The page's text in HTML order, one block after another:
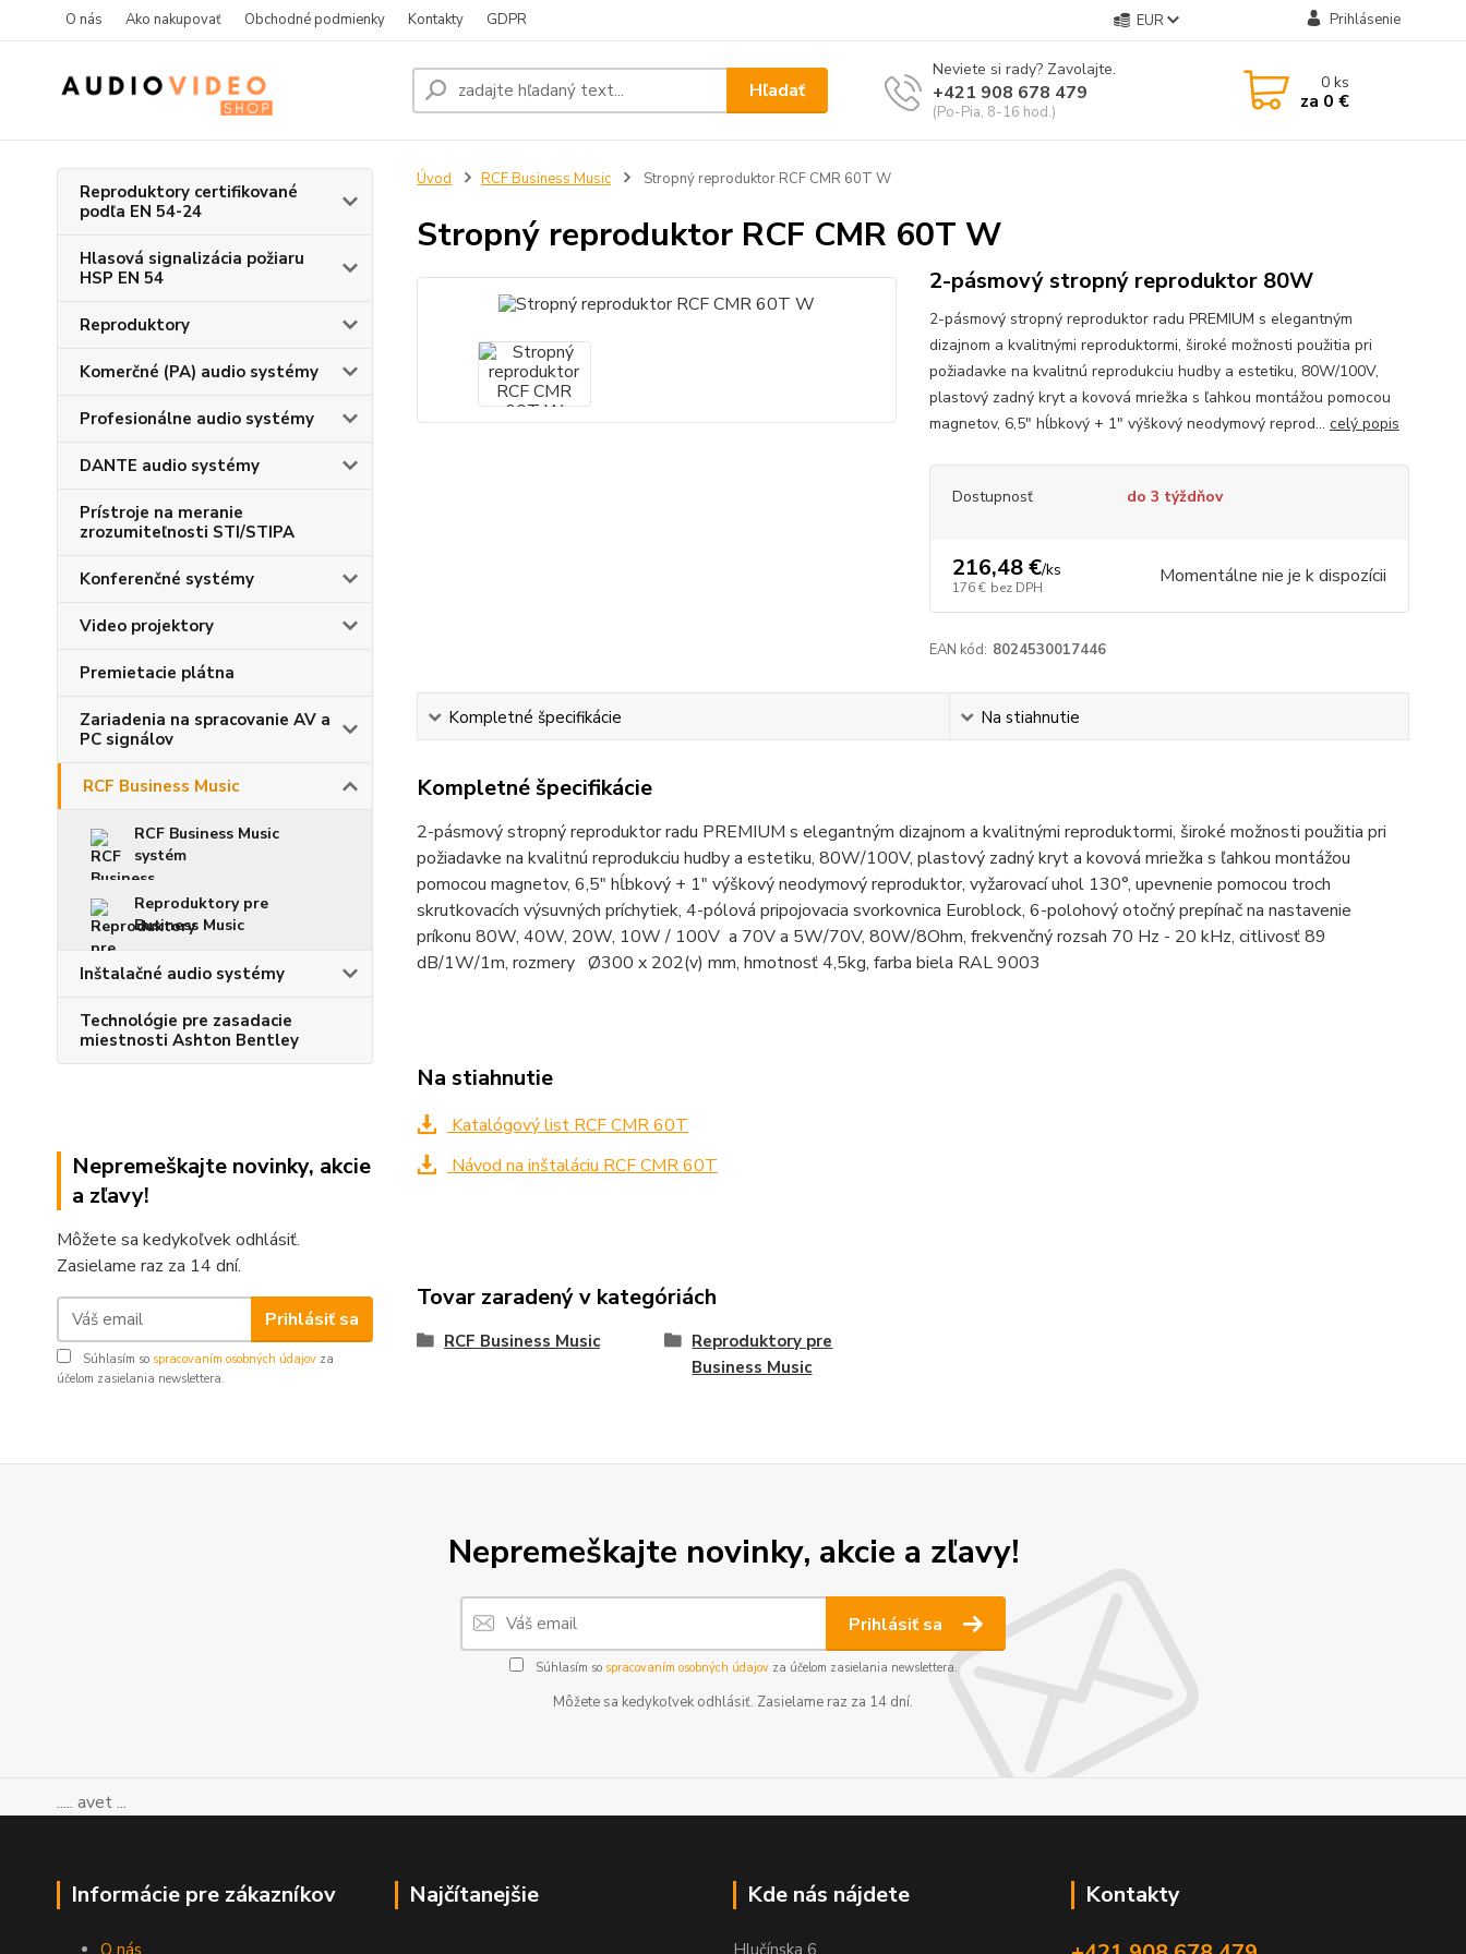
O nás Ako nakupovať Obchodné podmienky Kontakty GDPR EUR Prihlásenie
Hľadať
Neviete si rady? Zavolajte.
+421 908 678 479
(Po-Pia, 8-16 hod.)
0ks
za 0 €
Reproduktory certifikované
podľa EN 54-24
Hlasová signalizácia požiaru
HSP EN 54
Reproduktory
Komerčné (PA) audio systémy
Profesionálne audio systémy
DANTE audio systémy
Prístroje na meranie
zrozumiteľnosti STI/STIPA
Konferenčné systémy
Video projektory
Premietacie plátna
Zariadenia na spracovanie AV a
PC signálov
RCF Business Music
RCF Business Music
systém
Reproduktory pre
Business Music
Inštalačné audio systémy
Technológie pre zasadacie
miestnosti Ashton Bentley
Nepremeškajte novinky, akcie
a zľavy!
Môžete sa kedykoľvek odhlásiť.
Zasielame raz za 14 dní.
Prihlásiť sa
Súhlasím so spracovaním osobných údajov za
účelom zasielania newslettera.
Úvod RCF Business Music Stropný reproduktor RCF CMR 60T W
Stropný reproduktor RCF CMR 60T W
2-pásmový stropný reproduktor 80W
2-pásmový stropný reproduktor radu PREMIUM s elegantným
dizajnom a kvalitnými reproduktormi, široké možnosti použitia pri
požiadavke na kvalitnú reprodukciu hudby a estetiku, 80W/100V,
plastový zadný kryt a kovová mriežka s ľahkou montážou pomocou
magnetov, 6,5" hĺbkový + 1" výškový neodymový reprod... celý popis
Dostupnosť do 3 týždňov
216,48 €/ks
176 € bez DPH Momentálne nie je k dispozícii
EAN kód: 8024530017446
Kompletné špecifikácie Na stiahnutie
Kompletné špecifikácie
2-pásmový stropný reproduktor radu PREMIUM s elegantným dizajnom a kvalitnými reproduktormi, široké možnosti použitia pri
požiadavke na kvalitnú reprodukciu hudby a estetiku, 80W/100V, plastový zadný kryt a kovová mriežka s ľahkou montážou
pomocou magnetov, 6,5" hĺbkový + 1" výškový neodymový reproduktor, vyžarovací uhol 130°, upevnenie pomocou troch
skrutkovacích výsuvných príchytiek, 4-pólová pripojovacia svorkovnica Euroblock, 6-polohový otočný prepínač na nastavenie
príkonu 80W, 40W, 20W, 10W / 100V a 70V a 5W/70V, 80W/8Ohm, frekvenčný rozsah 70 Hz - 20 kHz, citlivosť 89
dB/1W/1m, rozmery Ø300 x 202(v) mm, hmotnosť 4,5kg, farba biela RAL 9003
Na stiahnutie
Katalógový list RCF CMR 60T
Návod na inštaláciu RCF CMR 60T
Tovar zaradený v kategóriách
RCF Business Music
Reproduktory pre
Business Music
Nepremeškajte novinky, akcie a zľavy!
Prihlásiť sa
Súhlasím so spracovaním osobných údajovza účelom zasielania newslettera.
Môžete sa kedykoľvek odhlásiť. Zasielame raz za 14 dní.
..... avet ...
Informácie pre zákazníkov
O nás
Najčítanejšie Kde nás nájdete
Hlučínska 6
Kontakty